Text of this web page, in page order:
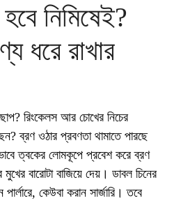
নিমিষেই?
ধরে রাখার
রিংকেলস আর চোখের নিচের
ব্রণ ওঠার প্রবণতা থামাতে পারছে
ত্বকের লোমকূপে প্রবেশ করে ব্রণ
বারোটা বাজিয়ে দেয়। ডাবল চিনের
কেউবা করান সার্জারি। তবে